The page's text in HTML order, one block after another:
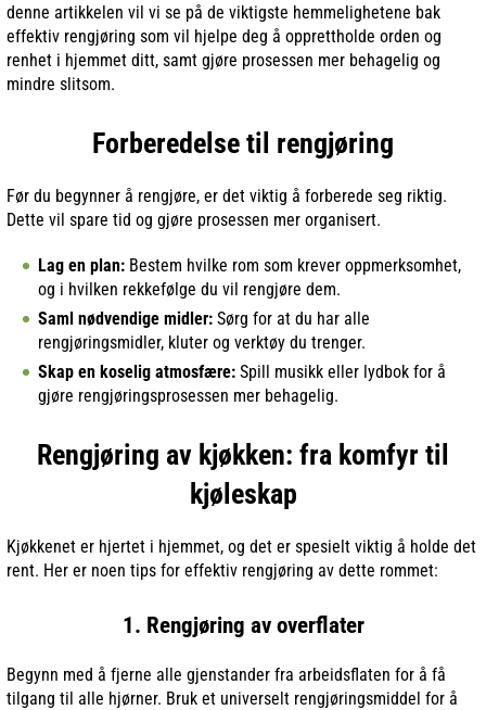
denne artikkelen vil vi se på de viktigste hemmelighetene bak
effektiv rengjøring som vil hjelpe deg å opprettholde orden og
renhet i hjemmet ditt, samt gjøre prosessen mer behagelig og
mindre slitsom.
Forberedelse til rengjøring
Før du begynner å rengjøre, er det viktig å forberede seg riktig.
Dette vil spare tid og gjøre prosessen mer organisert.
Lag en plan: Bestem hvilke rom som krever oppmerksomhet,
og i hvilken rekkefølge du vil rengjøre dem.
Saml nødvendige midler: Sørg for at du har alle
rengjøringsmidler, kluter og verktøy du trenger.
Skap en koselig atmosfære: Spill musikk eller lydbok for å
gjøre rengjøringsprosessen mer behagelig.
Rengjøring av kjøkken: fra komfyr til
kjøleskap
Kjøkkenet er hjertet i hjemmet, og det er spesielt viktig å holde det
rent. Her er noen tips for effektiv rengjøring av dette rommet:
1. Rengjøring av overflater
Begynn med å fjerne alle gjenstander fra arbeidsflaten for å få
tilgang til alle hjørner. Bruk et universelt rengjøringsmiddel for å